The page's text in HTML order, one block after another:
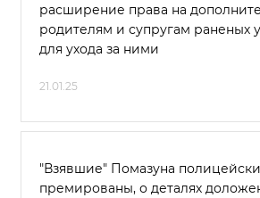
расширение права на
родителям и супругам раненых
для ухода за ними
21.01.25
"Взявшие" Помазуна
премированы, о деталях